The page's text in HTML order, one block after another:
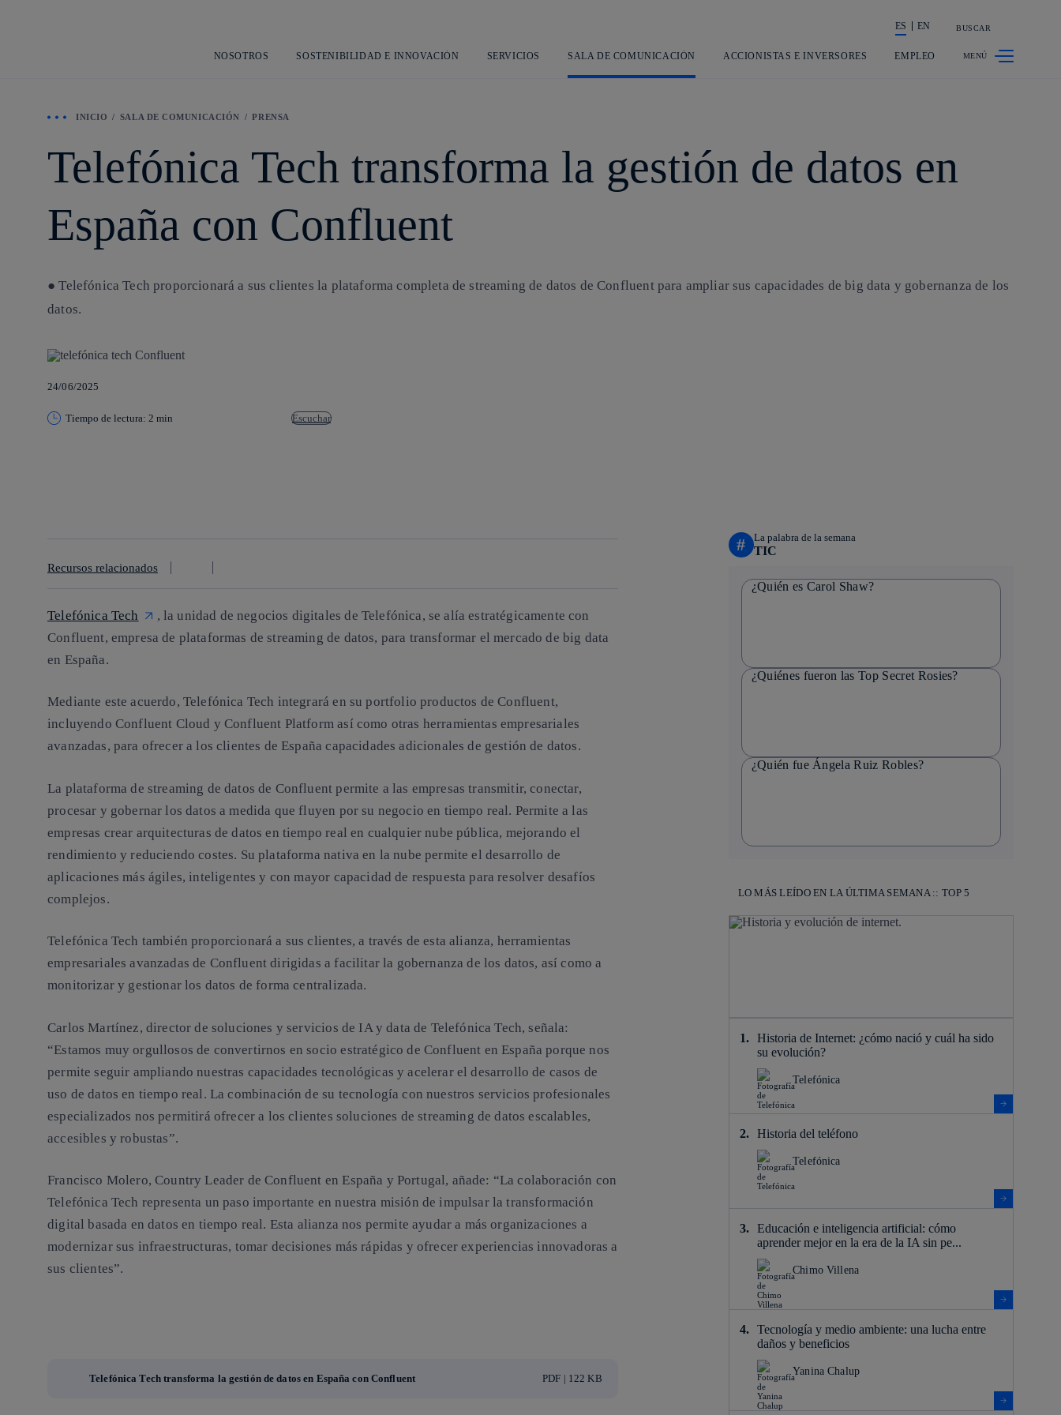
principal
La acción en accionistas e inversores
ES EN BUSCAR
NOSOTROS SOSTENIBILIDAD E INNOVACIÓN SERVICIOS SALA DE COMUNICACIÓN ACCIONISTAS E INVERSORES EMPLEO
INICIO SALA DE COMUNICACIÓN PRENSA
Telefónica Tech transforma la gestión de datos en
España con Confluent
● Telefónica Tech proporcionará a sus clientes la plataforma completa de streaming de datos de Confluent para ampliar sus capacidades de big data y gobernanza de los
datos.
24/06/2025
Tiempo de lectura: 2 min Escuchar
Recursos relacionados
Telefónica Tech
, la unidad de negocios digitales de Telefónica, se alía estratégicamente con
Confluent, empresa de plataformas de streaming de datos, para transformar el mercado de big data
en España.
Mediante este acuerdo, Telefónica Tech integrará en su portfolio productos de Confluent,
incluyendo Confluent Cloud y Confluent Platform así como otras herramientas empresariales
avanzadas, para ofrecer a los clientes de España capacidades adicionales de gestión de datos.
La plataforma de streaming de datos de Confluent permite a las empresas transmitir, conectar,
procesar y gobernar los datos a medida que fluyen por su negocio en tiempo real. Permite a las
empresas crear arquitecturas de datos en tiempo real en cualquier nube pública, mejorando el
rendimiento y reduciendo costes. Su plataforma nativa en la nube permite el desarrollo de
aplicaciones más ágiles, inteligentes y con mayor capacidad de respuesta para resolver desafíos
complejos.
Telefónica Tech también proporcionará a sus clientes, a través de esta alianza, herramientas
empresariales avanzadas de Confluent dirigidas a facilitar la gobernanza de los datos, así como a
monitorizar y gestionar los datos de forma centralizada.
Carlos Martínez, director de soluciones y servicios de IA y data de Telefónica Tech, señala:
“Estamos muy orgullosos de convertirnos en socio estratégico de Confluent en España porque nos
permite seguir ampliando nuestras capacidades tecnológicas y acelerar el desarrollo de casos de
uso de datos en tiempo real. La combinación de su tecnología con nuestros servicios profesionales
especializados nos permitirá ofrecer a los clientes soluciones de streaming de datos escalables,
accesibles y robustas”.
Francisco Molero, Country Leader de Confluent en España y Portugal, añade: “La colaboración con
Telefónica Tech representa un paso importante en nuestra misión de impulsar la transformación
digital basada en datos en tiempo real. Esta alianza nos permite ayudar a más organizaciones a
modernizar sus infraestructuras, tomar decisiones más rápidas y ofrecer experiencias innovadoras a
sus clientes”.
Telefónica Tech transforma la gestión de datos en España con Confluent PDF | 122 KB
# La palabra de la semana
TIC
¿Quién es Carol Shaw?
¿Quiénes fueron las Top Secret Rosies?
¿Quién fue Ángela Ruiz Robles?
LO MÁS LEÍDO EN LA ÚLTIMA SEMANA :: TOP 5
Historia de Internet: ¿cómo nació y cuál ha sido
su evolución?
Telefónica
Historia del teléfono
Telefónica
Educación e inteligencia artificial: cómo
aprender mejor en la era de la IA sin pe...
Chimo Villena
Tecnología y medio ambiente: una lucha entre
daños y beneficios
Yanina Chalup